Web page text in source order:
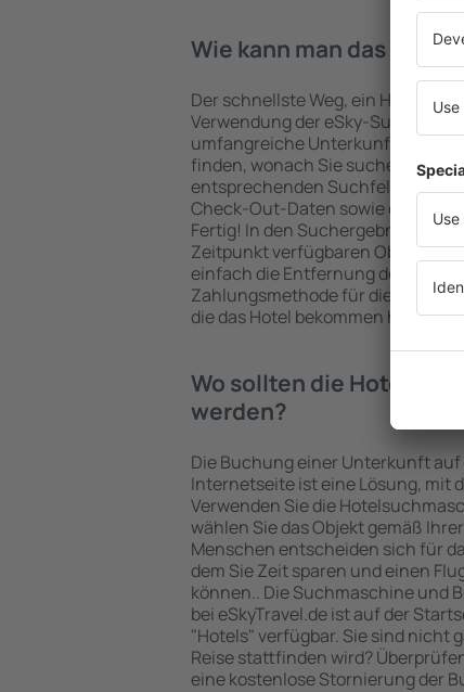
Wie kann man das Hotel
Der schnellste Weg, ein Hotel in
Verwendung der eSky-
umfangreiche Unterkunftsbasis
finden, wonach Sie suchen. Geben
entsprechenden Suchfelder ein,
Check-Out-Daten sowie die
Fertig! In den Suchergebnissen
Zeitpunkt verfügbaren Objekte
einfach die Entfernung des Hotels
Zahlungsmethode für die
die das Hotel bekommen hat,
Wo sollten die Hotels in
werden?
Die Buchung einer Unterkunft auf
Internetseite ist eine Lösung, mit
Verwenden Sie die
wählen Sie das Objekt gemäß
Menschen entscheiden sich für
dem Sie Zeit sparen und einen
können.. Die Suchmaschine und
bei eSkyTravel.de ist auf der
"Hotels" verfügbar. Sie sind nicht
Reise stattfinden wird?
eine kostenlose Stornierung der